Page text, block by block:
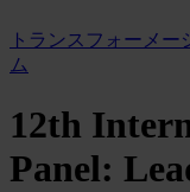
トランスフォーメ
ム
12th
Panel: